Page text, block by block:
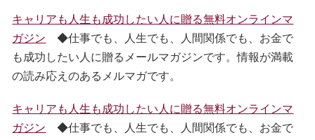
キャリアも人生も成功したい人に贈る無料オンラインマ
ガジン ◆仕事でも、人生でも、人間関係でも、お金で
も成功したい人に贈るメールマガジンです。情報が満載
の読み応えのあるメルマガです。
キャリアも人生も成功したい人に贈る無料オンラインマ
ガジン ◆仕事でも、人生でも、人間関係でも、お金で